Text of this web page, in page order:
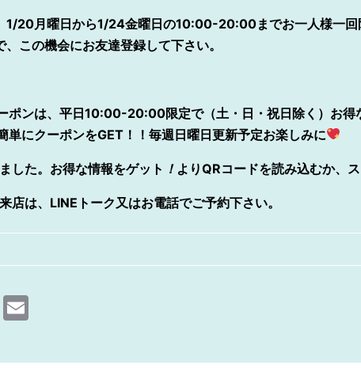
1/20月曜日から1/24金曜日の10:00-20:00までお一人様一回
この機会にお友達登録して下さい。
ポンは、平日10:00-20:00限定で（土・日・祝日除く）お得
単にクーポンをGET！！毎週日曜日更新予定お楽しみに
した。 お得な情報をゲット ！ よりQRコードを読み込むか、
店は、LINEトーク又はお電話でご予約下さい。
Li
ai